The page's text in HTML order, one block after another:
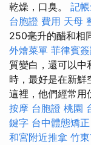
乾燥，口臭。 記
台胞證 費用 天母
250毫升的醋和相
外燴菜單 菲律賓
質變白，還可以中
時，最好是在新鮮
這裡，他們經常用
按摩 台胞證 桃園
鍵字 台中體態矯正
和宮附近推拿 竹